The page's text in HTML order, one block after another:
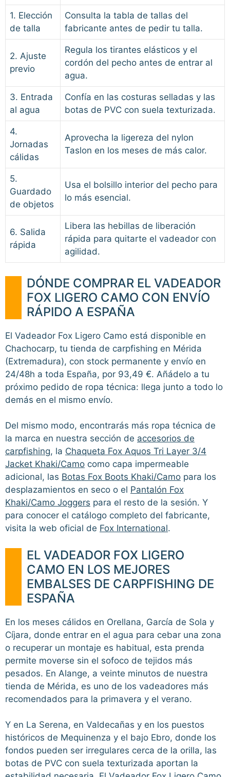
1. Elección
de talla
Consulta la tabla de tallas del
fabricante antes de pedir tu talla.
2. Ajuste
previo
Regula los tirantes elásticos y el
cordón del pecho antes de entrar al
agua.
3. Entrada
al agua
Confía en las costuras selladas y las
botas de PVC con suela texturizada.
4.
Jornadas
cálidas
Aprovecha la ligereza del nylon
Taslon en los meses de más calor.
5.
Guardado
de objetos
Usa el bolsillo interior del pecho para
lo más esencial.
6. Salida
rápida
Libera las hebillas de liberación
rápida para quitarte el vadeador con
agilidad.
DÓNDE COMPRAR EL VADEADOR
FOX LIGERO CAMO CON ENVÍO
RÁPIDO A ESPAÑA
El Vadeador Fox Ligero Camo está disponible en
Chachocarp, tu tienda de carpfishing en Mérida
(Extremadura), con stock permanente y envío en
24/48h a toda España, por 93,49 €. Añádelo a tu
próximo pedido de ropa técnica: llega junto a todo lo
demás en el mismo envío.
Del mismo modo, encontrarás más ropa técnica de
la marca en nuestra sección de accesorios de
carpfishing, la Chaqueta Fox Aquos Tri Layer 3/4
Jacket Khaki/Camo como capa impermeable
adicional, las Botas Fox Boots Khaki/Camo para los
desplazamientos en seco o el Pantalón Fox
Khaki/Camo Joggers para el resto de la sesión. Y
para conocer el catálogo completo del fabricante,
visita la web oficial de Fox International.
EL VADEADOR FOX LIGERO
CAMO EN LOS MEJORES
EMBALSES DE CARPFISHING DE
ESPAÑA
En los meses cálidos en Orellana, García de Sola y
Cíjara, donde entrar en el agua para cebar una zona
o recuperar un montaje es habitual, esta prenda
permite moverse sin el sofoco de tejidos más
pesados. En Alange, a veinte minutos de nuestra
tienda de Mérida, es uno de los vadeadores más
recomendados para la primavera y el verano.
Y en La Serena, en Valdecañas y en los puestos
históricos de Mequinenza y el bajo Ebro, donde los
fondos pueden ser irregulares cerca de la orilla, las
botas de PVC con suela texturizada aportan la